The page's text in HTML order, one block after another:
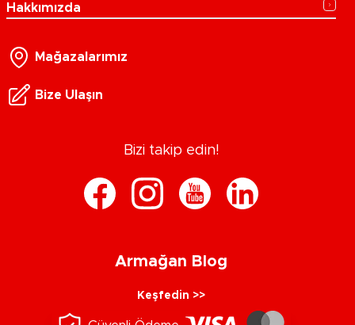
Hakkımızda
Mağazalarımız
Bize Ulaşın
Bizi takip edin!
Armağan Blog
Keşfedin >>